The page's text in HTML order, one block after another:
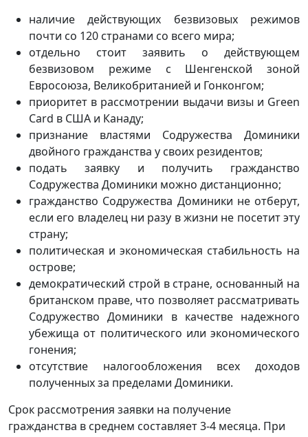
наличие действующих безвизовых режимов
почти со 120 странами со всего мира;
отдельно стоит заявить о действующем
безвизовом режиме с Шенгенской зоной
Евросоюза, Великобританией и Гонконгом;
приоритет в рассмотрении выдачи визы и Green
Card в США и Канаду;
признание властями Содружества Доминики
двойного гражданства у своих резидентов;
подать заявку и получить гражданство
Содружества Доминики можно дистанционно;
гражданство Содружества Доминики не отберут,
если его владелец ни разу в жизни не посетит эту
страну;
политическая и экономическая стабильность на
острове;
демократический строй в стране, основанный на
британском праве, что позволяет рассматривать
Содружество Доминики в качестве надежного
убежища от политического или экономического
гонения;
отсутствие налогообложения всех доходов
полученных за пределами Доминики.
Срок рассмотрения заявки на получение
гражданства в среднем составляет 3-4 месяца. При